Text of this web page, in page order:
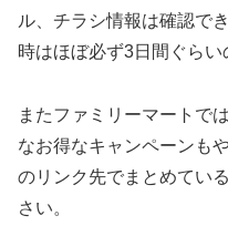
ル、チラシ情報は確認で
時はほぼ必ず3日間ぐらい
またファミリーマートで
なお得なキャンペーンも
のリンク先でまとめてい
さい。